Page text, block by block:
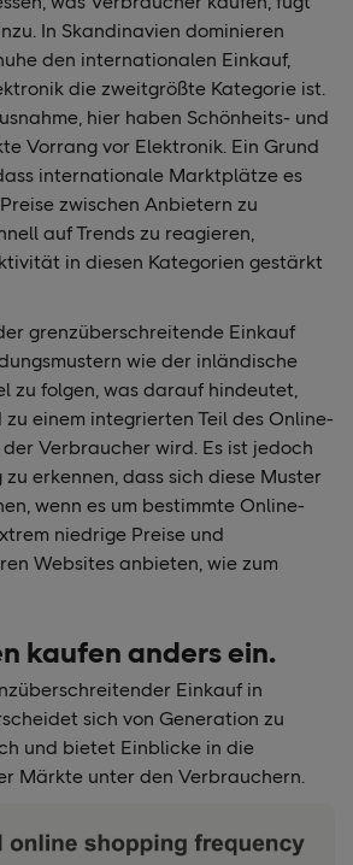
In Skandinavien dominieren
den internationalen Einkauf,
die zweitgrößte Kategorie ist.
hier haben Schönheits- und
Vorrang vor Elektronik. Ein Grund
internationale Marktplätze es
zwischen Anbietern zu
auf Trends zu reagieren,
in diesen Kategorien gestärkt
grenzüberschreitende Einkauf
wie der inländische
zu folgen, was darauf hindeutet,
zu einem integrierten Teil des Online-
Verbraucher wird. Es ist jedoch
erkennen, dass sich diese Muster
wenn es um bestimmte Online-
niedrige Preise und
Websites anbieten, wie zum
kaufen anders ein.
Einkauf in
sich von Generation zu
und bietet Einblicke in die
Märkte unter den Verbrauchern.